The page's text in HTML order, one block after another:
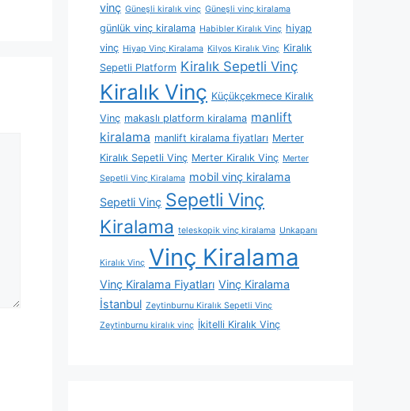
vinç Güneşli kiralık vinç Güneşli vinç kiralama
günlük vinç kiralama Habibler Kiralık Vinç hiyap
vinç Hiyap Vinç Kiralama Kilyos Kiralık Vinç Kiralık
Sepetli Platform Kiralık Sepetli Vinç
Kiralık Vinç Küçükçekmece Kiralık
Vinç makaslı platform kiralama manlift
kiralama manlift kiralama fiyatları Merter
Kiralık Sepetli Vinç Merter Kiralık Vinç Merter
Sepetli Vinç Kiralama mobil vinç kiralama
Sepetli Vinç Sepetli Vinç
Kiralama teleskopik vinç kiralama Unkapanı
Kiralık Vinç Vinç Kiralama
Vinç Kiralama Fiyatları Vinç Kiralama
İstanbul Zeytinburnu Kiralık Sepetli Vinç
Zeytinburnu kiralık vinç İkitelli Kiralık Vinç